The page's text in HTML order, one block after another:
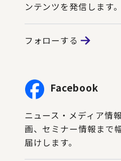
ンテンツを発信します。
フォローする
Facebook
ニュース・メディア情
画、セミナー情報まで
届けします。